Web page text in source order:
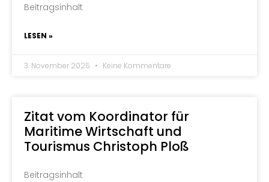
Beitragsinhalt
LESEN »
3. November 2025 Keine Kommentare
Zitat vom Koordinator für
Maritime Wirtschaft und
Tourismus Christoph Ploß
Beitragsinhalt